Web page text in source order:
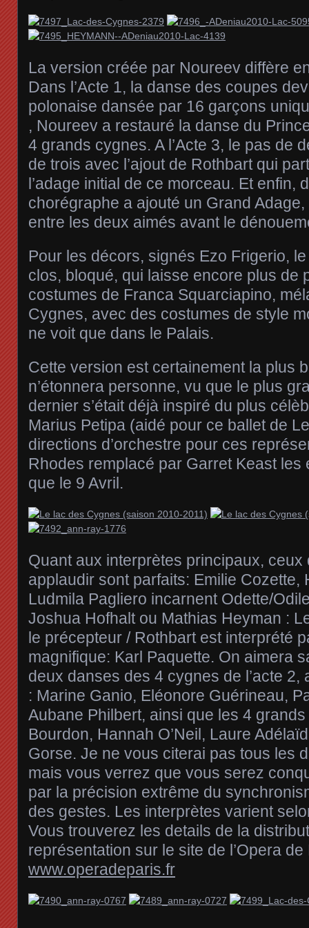
La version créée par Noureev diffère
Dans l’Acte 1, la danse des coupes
polonaise dansée par 16 garçons
, Noureev a restauré la danse du
4 grands cygnes. A l’Acte 3, le pas de
de trois avec l’ajout de Rothbart qui
l’adage initial de ce morceau. Et enfin,
chorégraphe a ajouté un Grand
entre les deux aimés avant le
Pour les décors, signés Ezo Frigerio,
clos, bloqué, qui laisse encore plus de
costumes de Franca Squarciapino,
Cygnes, avec des costumes de style
ne voit que dans le Palais.
Cette version est certainement la plus
n’étonnera personne, vu que le plus
dernier s’était déjà inspiré du plus
Marius Petipa (aidé pour ce ballet de
directions d’orchestre pour ces
Rhodes remplacé par Garret Keast
que le 9 Avril.
Quant aux interprètes principaux, ceux
applaudir sont parfaits: Emilie Cozette,
Ludmila Pagliero incarnent Odette/
Joshua Hofhalt ou Mathias Heyman :
le précepteur / Rothbart est interprété
magnifique: Karl Paquette. On aimera
deux danses des 4 cygnes de l’acte
: Marine Ganio, Eléonore Guérineau,
Aubane Philbert, ainsi que les 4
Bourdon, Hannah O’Neil, Laure
Gorse. Je ne vous citerai pas tous les
mais vous verrez que vous serez
par la précision extrême du
des gestes. Les interprètes varient
Vous trouverez les details de la
représentation sur le site de l’Opera de
www.operadeparis.fr